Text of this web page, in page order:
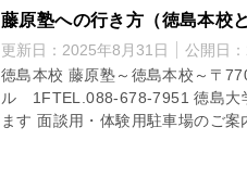
藤原塾への行き方（徳島本校
更新日： 2025年8月31日 公開日：
徳島本校 藤原塾～徳島本校～〒
ル 1FTEL.088-678-7951 徳島大
ます 面談用・体験用駐車場のご